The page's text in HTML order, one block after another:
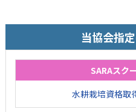
当協会指
SARAスク
水耕栽培資格取